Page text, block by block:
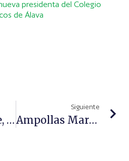
presidenta del Colegio
de Álava
Lift-Structure, Un Tratamiento Ultralifting A Base De Activos Inyectables
Siguiente
Ampollas MartiDerm, Una Para Cada Necesidad De La Piel